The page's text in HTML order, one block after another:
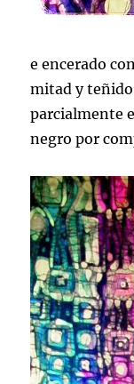
e encerado
mitad y
parcialmente
negro por